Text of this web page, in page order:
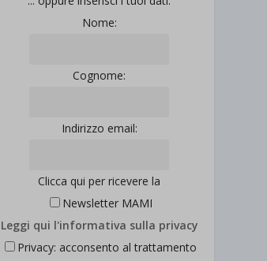
Nome:
Cognome:
Indirizzo email:
Clicca qui per ricevere la
Newsletter MAMI
Leggi qui l'informativa sulla privacy
Privacy: acconsento al trattamento